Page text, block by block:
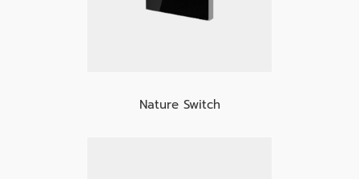
Nature Switch